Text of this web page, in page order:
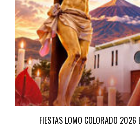
FIESTAS LOMO COLORADO 2026